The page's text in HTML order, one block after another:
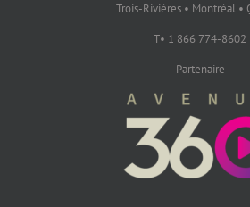
Trois-Rivières • Montréal •
T• 1 866 774-8602
Partenaire